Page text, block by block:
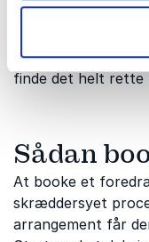
Kickoff
Book en samtale
finde det helt rette
Sådan
At booke et
skræddersyet
arrangement får